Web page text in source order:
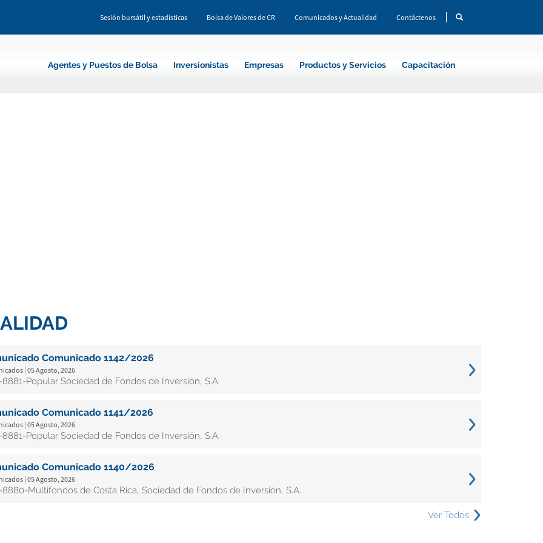
Sesión bursátil y estadísticas Bolsa de Valores de CR Comunicados y Actualidad Contáctenos
Agentes y Puestos de Bolsa Inversionistas Empresas Productos y Servicios Capacitación
Comunicado 1142/2026
| 05 Agosto, 2026
8881-Popular Sociedad de Fondos de Inversión, S.A.
Comunicado 1141/2026
| 05 Agosto, 2026
8881-Popular Sociedad de Fondos de Inversión, S.A.
Comunicado 1140/2026
| 05 Agosto, 2026
8880-Multifondos de Costa Rica, Sociedad de Fondos de Inversión, S.A.
Ver Todos